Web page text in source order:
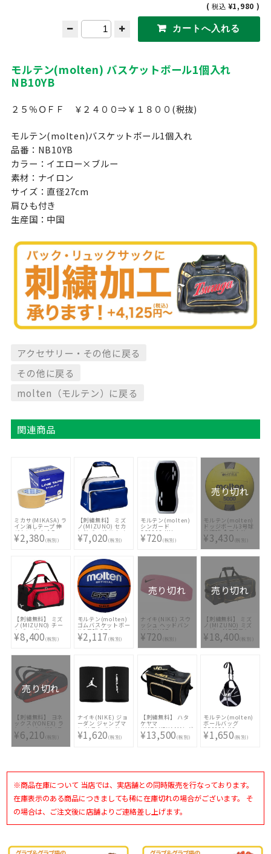
(税込 ¥1,980 )
モルテン(molten) バスケットボール1個入れ
NB10YB
２５％ＯＦＦ ￥２４００⇒￥１８００(税抜)
モルテン(molten)バスケットボール1個入れ
品番：NB10YB
カラー：イエロー×ブルー
素材：ナイロン
サイズ：直径27cm
肩ひも付き
生産国：中国
アクセサリー・その他に戻る
その他に戻る
molten（モルテン）に戻る
関連商品
ミカサ(MIKASA) ラ
イン消しテープ 伸
びないタイプ 7cm
幅 2巻入 LPE7
¥2,380(税別)
【刺繍無料】 ミズ
ノ(MIZUNO) セカ
ンドバッグ エナメ
ル 1FJDB022-16 [
☆バッグ刺繍2ヶ所
合、1ヶ所+3300円
(税込)]
¥7,020(税別)
モルテン(molten)
シンガード
GG0013-KH
¥720(税別)
売り切れ
モルテン(molten)
ドッジボール3号球
公認球 全日本ドッ
ジボール選手権試合
球 D3C5000
¥3,430(税別)
【刺繍無料】 ミズ
ノ(MIZUNO) チー
ムバッグL
1FJD3020-62 [ ☆
バッグ刺繍2ヶ所無
り・影付きの場合、
込)]
¥8,400(税別)
モルテン(molten)
ゴムバスケットボー
ル6号球 GR6
BGR6-BO
¥2,117(税別)
売り切れ
ナイキ(NIKE) スウ
ッシュ ヘッドバン
ド NNN07-
BN1003-677
¥720(税別)
売り切れ
【刺繍無料】 ミズ
ノ(MIZUNO) ミズ
ノプロ MP用具ケー
ス 1FJC000014 [ バ
ッグ刺繍2ヶ所無料
(単色のみ)※縁取
1ヶ所+3300円(税
¥18,400(税別)
売り切れ
【刺繍無料】 ヨネ
ックス(YONEX) ラ
ケットバッグ6 (テ
ニス6本用)
BAG2132R-187 [
☆刺繍1ヶ所無料(単
¥6,210(税別)
ナイキ(NIKE) ジョ
ーダン ジャンプマ
ン リストバンド
GFX 2個セット
JD1009-010
¥1,620(税別)
【刺繍無料】 ハタ
ケヤマ
(HATAKEYAMA) グ
ラブミットBOX 3個
収納可能 KM-950 [
(税込)]
¥13,500(税別)
モルテン(molten)
ボールバッグ
EB0031-KS
¥1,650(税別)
※商品在庫について 当店では、実店舗との同時販売を行なっております。
在庫表示のある商品につきましても稀に在庫切れの場合がございます。 そ
の場合は、ご注文後に店舗よりご連絡差し上げます。